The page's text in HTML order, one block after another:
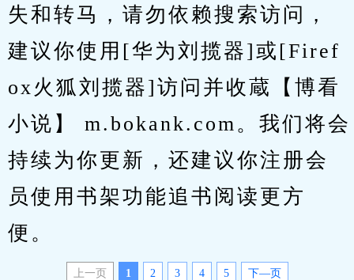
失和转马，请勿依赖搜索访问，
建议你使用[华为刘揽器]或[Firef
ox火狐刘揽器]访问并收蔵【博看
小说】 m.bokank.com。我们将会
持续为你更新，还建议你注册会
员使用书架功能追书阅读更方
便。
上一页 1 2 3 4 5 下—页